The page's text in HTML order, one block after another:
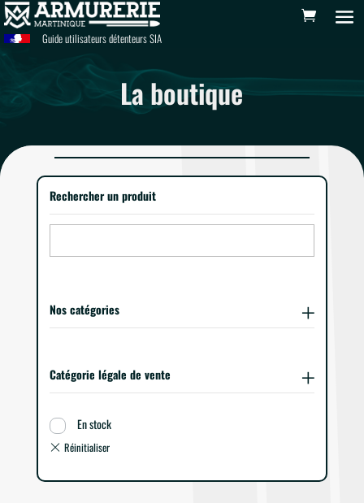
Guide utilisateurs détenteurs SIA
La boutique
Rechercher un produit
Nos catégories
Catégorie légale de vente
En stock